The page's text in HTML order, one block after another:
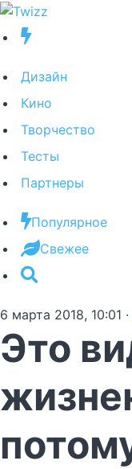
Дизайн
Кино
Творчество
Тесты
Партнеры
Популярное
Свежее
6 марта 2018, 10:01 ·
Это